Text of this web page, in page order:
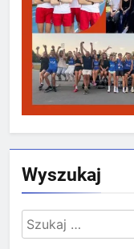
Wyszukaj
Szukaj: